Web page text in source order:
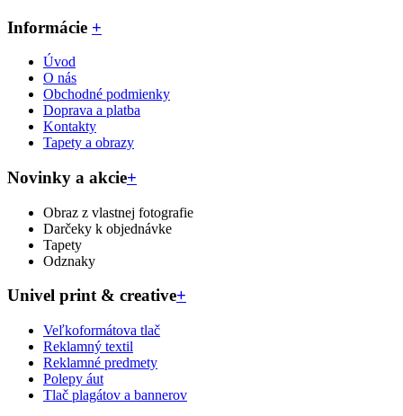
Informácie +
Úvod
O nás
Obchodné podmienky
Doprava a platba
Kontakty
Tapety a obrazy
Novinky a akcie+
Obraz z vlastnej fotografie
Darčeky k objednávke
Tapety
Odznaky
Univel print & creative+
Veľkoformátova tlač
Reklamný textil
Reklamné predmety
Polepy áut
Tlač plagátov a bannerov